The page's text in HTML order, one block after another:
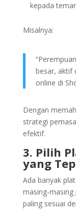
kepada
Misalnya:
besar, aktif
online di
Dengan
strategi
efektif.
3. Pilih
yang
Ada banyak
masing-masing
paling sesuai